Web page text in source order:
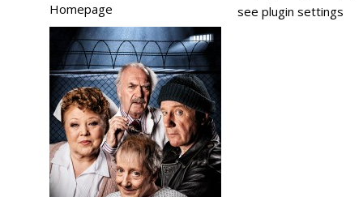
Kontakt
see plugin settings
Homepage